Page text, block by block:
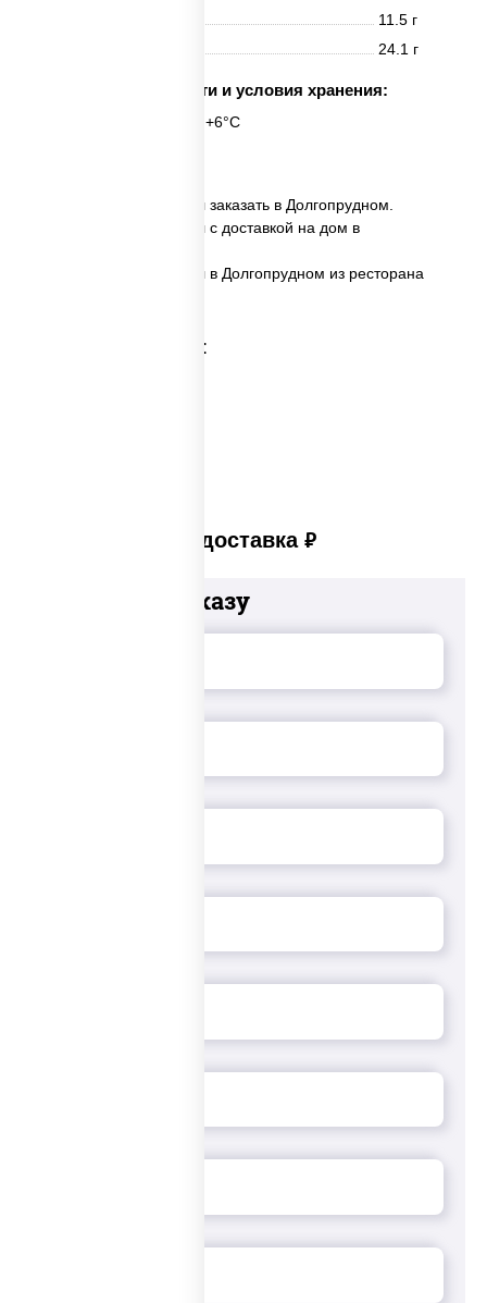
11.5 г
24.1 г
Срок годности и условия хранения:
6 часов при t° от +2°C до +6°C
✅ Динамит темпура ролл заказать в Долгопрудном.
✅ Динамит темпура ролл с доставкой на дом в
✅ Динамит темпура ролл в Долгопрудном из ресторана
Категории товара:
Платная доставка руб
Добавьте к заказу